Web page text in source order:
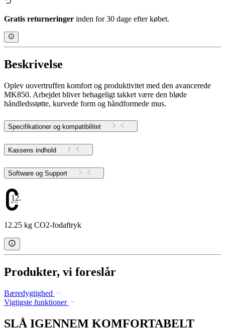
Gratis returneringer inden for 30 dage efter købet.
Beskrivelse
Oplev uovertruffen komfort og produktivitet med den avancerede
MK850. Arbejdet bliver behageligt takket være den bløde
håndledsstøtte, kurvede form og håndformede mus.
Specifikationer og kompatibilitet
Kassens indhold
Software og Support
12.25
12.25 kg CO2-fodaftryk
Produkter, vi foreslår
Bæredygtighed
Vigtigste funktioner
SLÅ IGENNEM KOMFORTABELT